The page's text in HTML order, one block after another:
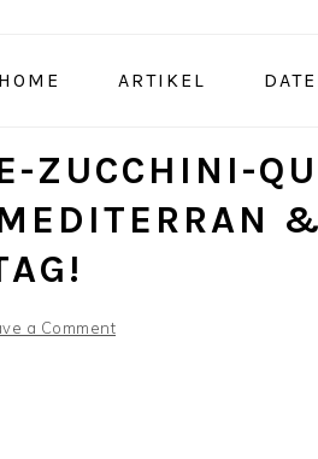
HOME ARTIKEL
ZUCCHINI-
a Comment